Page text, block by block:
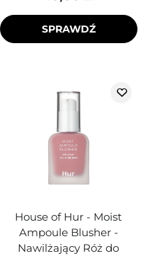
SPRAWDŹ
House of Hur - Moist
Ampoule Blusher -
Nawilżający Róż do